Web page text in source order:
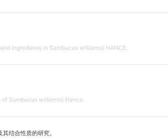
ingredients in Sambucus williamsii HANCE.
Sambucus williamsii Hance.
结合性质的研究。